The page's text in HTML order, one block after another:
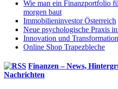
Wie man ein Finanzportfolio
morgen baut
Immobilieninvestor Österreich
Neue psychologische Praxis
Innovation und
Online Shop Trapezbleche
Finanzen – News,
Nachrichten